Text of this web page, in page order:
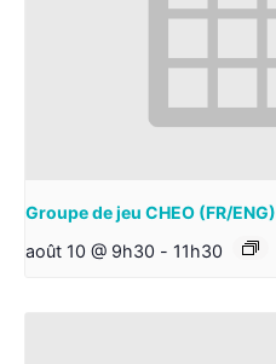
Groupe de jeu CHEO (FR/ENG)
août 10 @ 9h30 - 11h30